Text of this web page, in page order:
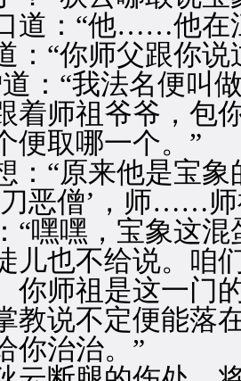
道：“他……他在
“你师父跟你说
：“我法名便叫
着师祖爷爷，包
便取哪一个。”
“原来他是宝象
恶僧’，师……
“嘿嘿，宝象这
儿也不给说。咱
你师祖是这一门
教说不定便能落
你治治。”